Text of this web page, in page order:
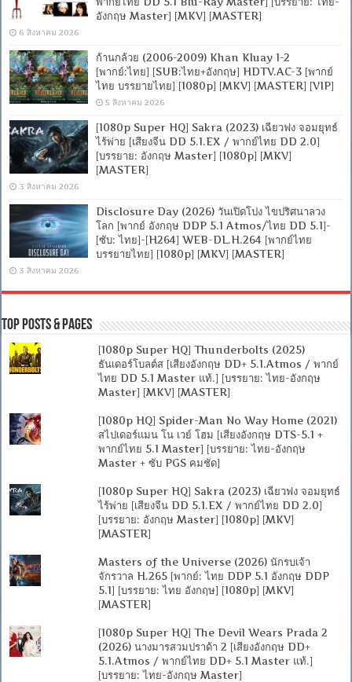
อังกฤษ Master] [MKV] [MASTER]
6 สิงหาคม 2026
ก้านกล้วย (2006-2009) Khan Kluay 1-2
[พากย์:ไทย] [SUB:ไทย+อังกฤษ] HDTV.AC-3 [พากย์
ไทย บรรยายไทย] [1080p] [MKV] [MASTER] [VIP]
5 สิงหาคม 2026
[1080p Super HQ] Sakra (2023) เฉียวฟง จอมยุทธ์
ไร้พ่าย [เสียงจีน DD 5.1.EX / พากย์ไทย DD 2.0]
[บรรยาย: อังกฤษ Master] [1080p] [MKV]
[MASTER]
3 สิงหาคม 2026
Disclosure Day (2026) วันเปิดโปง ไขปริศนาลวง
โลก [พากย์ อังกฤษ DDP 5.1 Atmos/ไทย DD 5.1]-
[ซับ: ไทย]-[H264] WEB-DL.H.264 [พากย์ไทย
บรรยายไทย] [1080p] [MKV] [MASTER]
3 สิงหาคม 2026
Top Posts & Pages
[1080p Super HQ] Thunderbolts (2025)
ธันเดอร์โบลต์ส [เสียงอังกฤษ DD+ 5.1.Atmos / พากย์
ไทย DD 5.1 Master แท้.] [บรรยาย: ไทย-อังกฤษ
Master] [MKV] [MASTER]
[1080p HQ] Spider-Man No Way Home (2021)
สไปเดอร์แมน โน เวย์ โฮม [เสียงอังกฤษ DTS-5.1 +
พากย์ไทย 5.1 Master] [บรรยาย: ไทย-อังกฤษ
Master + ซับ PGS คมชัด]
[1080p Super HQ] Sakra (2023) เฉียวฟง จอมยุทธ์
ไร้พ่าย [เสียงจีน DD 5.1.EX / พากย์ไทย DD 2.0]
[บรรยาย: อังกฤษ Master] [1080p] [MKV]
[MASTER]
Masters of the Universe (2026) นักรบเจ้า
จักรวาล H.265 [พากย์: ไทย DDP 5.1 อังกฤษ DDP
5.1] [บรรยาย: ไทย อังกฤษ] [1080p] [MKV]
[MASTER]
[1080p Super HQ] The Devil Wears Prada 2
(2026) นางมารสวมปราด้า 2 [เสียงอังกฤษ DD+
5.1.Atmos / พากย์ไทย DD+ 5.1 Master แท้.]
[บรรยาย: ไทย-อังกฤษ Master]